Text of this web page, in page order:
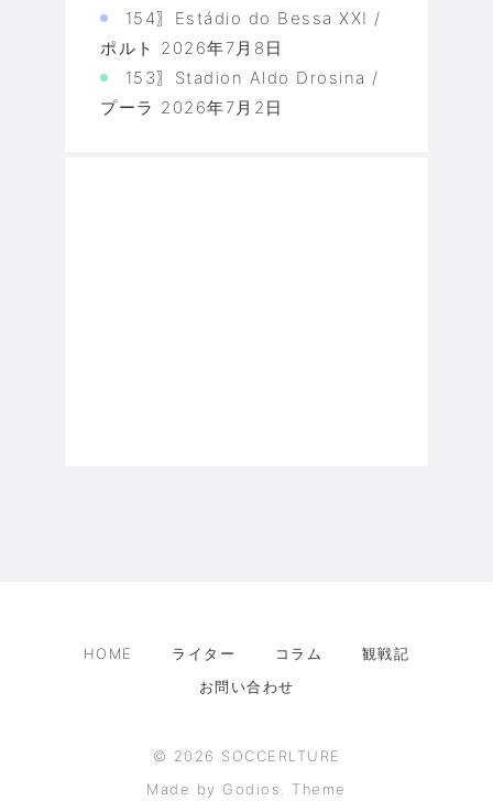
154〗Estádio do Bessa XXI /
ポルト 2026年7月8日
153〗Stadion Aldo Drosina /
プーラ 2026年7月2日
HOME ライター コラム
観戦記
お問い合わせ
© 2026 SOCCERLTURE
Made by Godios. Theme